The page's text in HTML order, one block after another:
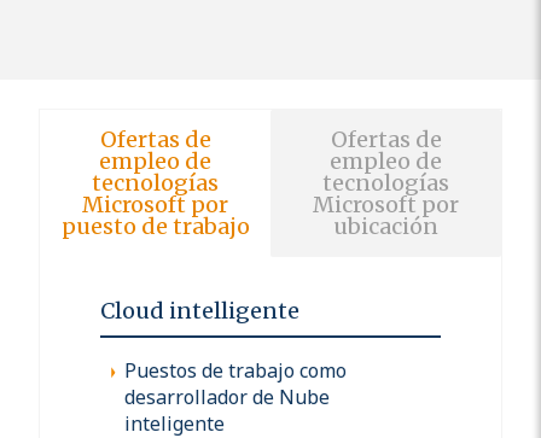
Ofertas de
empleo de
tecnologías
Microsoft por
puesto de trabajo
Ofertas de
empleo de
tecnologías
Microsoft por
ubicación
Cloud intelligente
Puestos de trabajo como
desarrollador de Nube
inteligente